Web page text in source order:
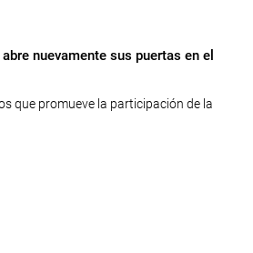
nuevamente sus puertas en el
que promueve la participación de la